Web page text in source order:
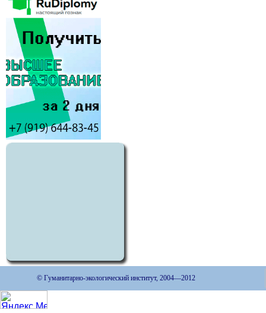
© Гуманитарно-экологический институт, 2004—2012